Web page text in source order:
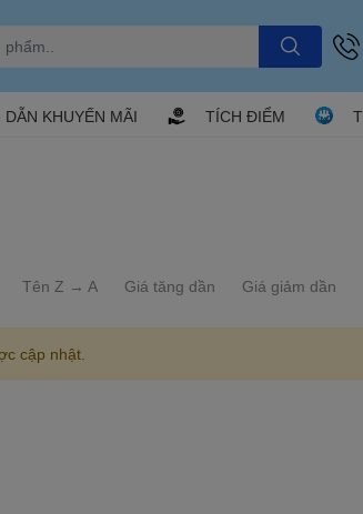
KHUYẾN MÃI TÍCH ĐIỂM
Tên Z → A Giá tăng dần Giá giảm dần
cập nhật.